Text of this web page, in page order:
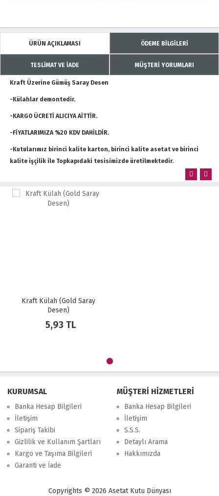
ÜRÜN AÇIKLAMASI ÖDEME BİLGİLERİ
TESLİMAT VE İADE MÜŞTERİ YORUMLARI
Kraft Üzerine Gümüş Saray Desen
-Külahlar demontedir.
-KARGO ÜCRETİ ALICIYA AİTTİR.
-FİYATLARIMIZA %20 KDV DAHİLDİR.
-Kutularımız birinci kalite karton, birinci kalite asetat ve birinci
kalite işçilik ile Topkapıdaki tesisimizde üretilmektedir.
Kraft Külah (Gold Saray
Desen)
5,93 TL
KURUMSAL
Banka Hesap Bilgileri
İletişim
Sipariş Takibi
Gizlilik ve Kullanım Şartları
Kargo ve Taşıma Bilgileri
Garanti ve İade
MÜŞTERİ HİZMETLERİ
Banka Hesap Bilgileri
İletişim
S.S.S.
Detaylı Arama
Hakkımızda
Copyrights © 2026 Asetat Kutu Dünyası